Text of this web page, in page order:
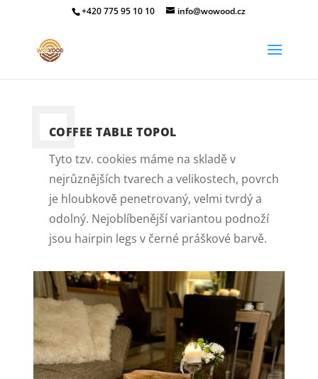
+420 775 95 10 10 info@wowood.cz
COFFEE TABLE TOPOL
Tyto tzv. cookies máme na skladě v
nejrůznějších tvarech a velikostech, povrch
je hloubkově penetrovaný, velmi tvrdý a
odolný. Nejoblíbenější variantou podnoží
jsou hairpin legs v černé práškové barvě.